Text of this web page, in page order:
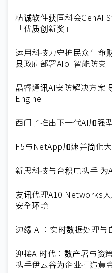
精诚软件获国科会GenAI
「优质创新奖」
运用科技力守护民众生命
县政府部署AIoT智能防灾
晶睿通讯AI安防解决方案
Engine
西门子推出下一代AI加强
F5与NetApp加速并简化
新思科技与台积电携手
友讯代理A10 Networks
安全环境
边缘 AI：实时数据处理与
迎接AI时代：数产署与资
携手伊云谷为企业打造黄